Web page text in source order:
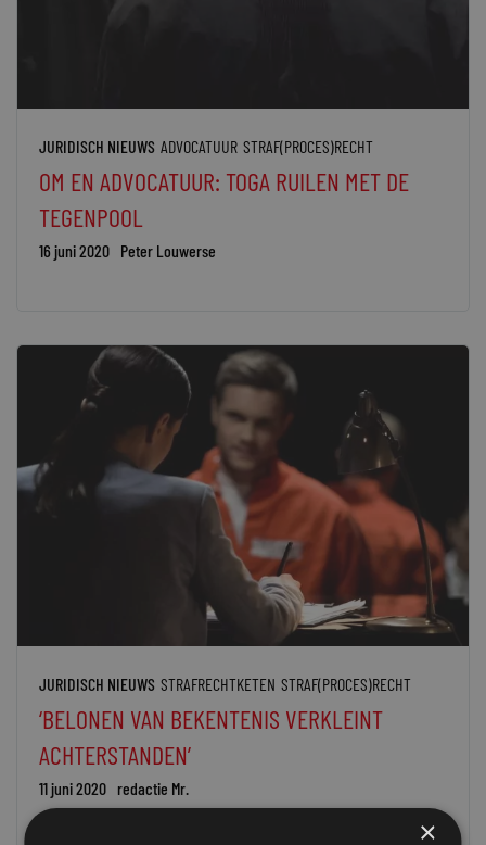
JURIDISCH NIEUWS ADVOCATUUR STRAF(PROCES)RECHT
OM EN ADVOCATUUR: TOGA RUILEN MET DE
TEGENPOOL
16 juni 2020 Peter Louwerse
JURIDISCH NIEUWS STRAFRECHTKETEN STRAF(PROCES)RECHT
‘BELONEN VAN BEKENTENIS VERKLEINT
ACHTERSTANDEN’
11 juni 2020 redactie Mr.
×